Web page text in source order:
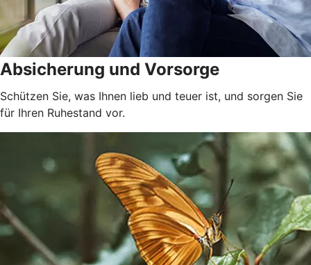
Absicherung und Vorsorge
Schützen Sie, was Ihnen lieb und teuer ist, und sorgen Sie
für Ihren Ruhestand vor.